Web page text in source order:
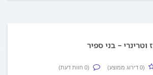
- בני ספיר
(0 דירוג ממוצע) (0 חוות דעת)